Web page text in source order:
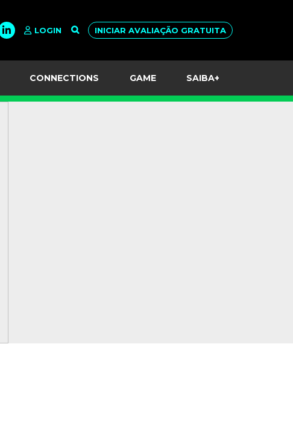
LOGIN INICIAR AVALIAÇÃO GRATUITA
CONNECTIONS GAME SAIBA+